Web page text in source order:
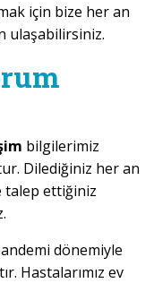
için bize her an
ulaşabilirsiniz.
bilgilerimiz
Dilediğiniz her an
talep ettiğiniz
dönemiyle
Hastalarımız ev